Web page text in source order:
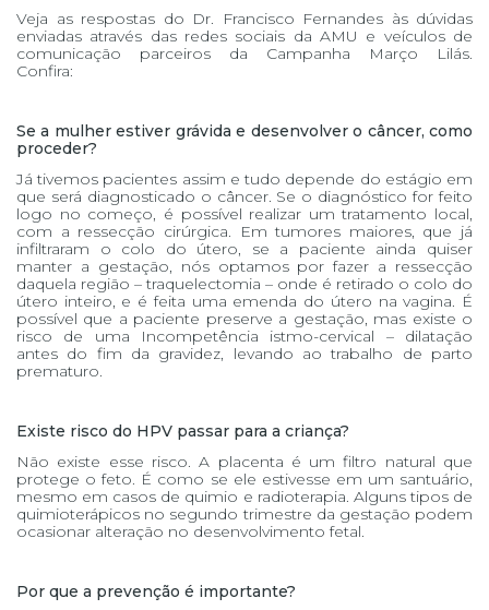
Veja as respostas do Dr. Francisco Fernandes às dúvidas
enviadas através das redes sociais da AMU e veículos de
comunicação parceiros da Campanha Março Lilás.
Confira:
Se a mulher estiver grávida e desenvolver o câncer, como
proceder?
Já tivemos pacientes assim e tudo depende do estágio em
que será diagnosticado o câncer. Se o diagnóstico for feito
logo no começo, é possível realizar um tratamento local,
com a ressecção cirúrgica. Em tumores maiores, que já
infiltraram o colo do útero, se a paciente ainda quiser
manter a gestação, nós optamos por fazer a ressecção
daquela região – traquelectomia – onde é retirado o colo do
útero inteiro, e é feita uma emenda do útero na vagina. É
possível que a paciente preserve a gestação, mas existe o
risco de uma Incompetência istmo-cervical – dilatação
antes do fim da gravidez, levando ao trabalho de parto
prematuro.
Existe risco do HPV passar para a criança?
Não existe esse risco. A placenta é um filtro natural que
protege o feto. É como se ele estivesse em um santuário,
mesmo em casos de quimio e radioterapia. Alguns tipos de
quimioterápicos no segundo trimestre da gestação podem
ocasionar alteração no desenvolvimento fetal.
Por que a prevenção é importante?